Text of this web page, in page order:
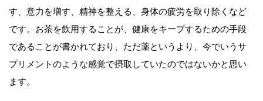
す、意力を増す、精神を整える、身体の疲労を取り除くなど
です。お茶を飲用することが、健康をキープするための手段
であることが書かれており、ただ薬というより、今でいうサ
プリメントのような感覚で摂取していたのではないかと思い
ます。